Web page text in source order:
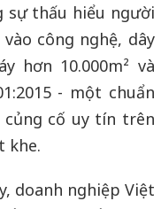
sự thấu hiểu người
công nghệ, dây
hơn 10.000m² và
- một chuẩn
cố uy tín trên
khe.
doanh nghiệp Việt